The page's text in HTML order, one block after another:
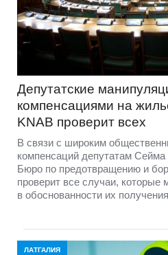
Депутатские
компенсациями на
KNAB проверит всех
В связи с широким
компенсаций депутатам Сейма
Бюро по предотвращению и
проверит все случаи, которые
в обоснованности их
ЛАТГАЛИЯ